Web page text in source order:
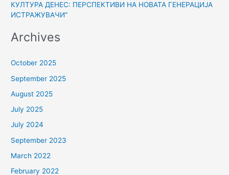
КУЛТУРА ДЕНЕС: ПЕРСПЕКТИВИ НА НОВАТА ГЕНЕРАЦИЈА
ИСТРАЖУВАЧИ“
Archives
October 2025
September 2025
August 2025
July 2025
July 2024
September 2023
March 2022
February 2022